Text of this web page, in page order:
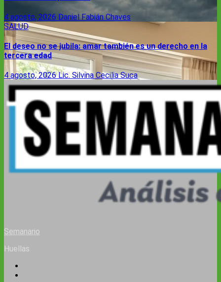
4 agosto, 2026 Daniel Fabián Chaves
SALUD
El deseo no se jubila: amar también es un derecho en la
tercera edad
4 agosto, 2026Lic. Silvina Cecilia Suca
Semanario
Huellas